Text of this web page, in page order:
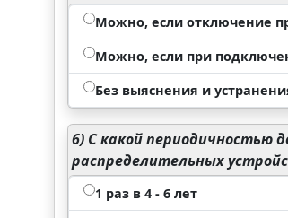
Можно, если отключение
Можно, если при
Без выяснения и
6) С какой периодичностью
распределительных
1 раз в 4 - 6 лет